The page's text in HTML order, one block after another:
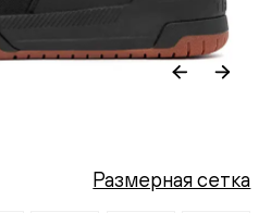
Размерная сетка